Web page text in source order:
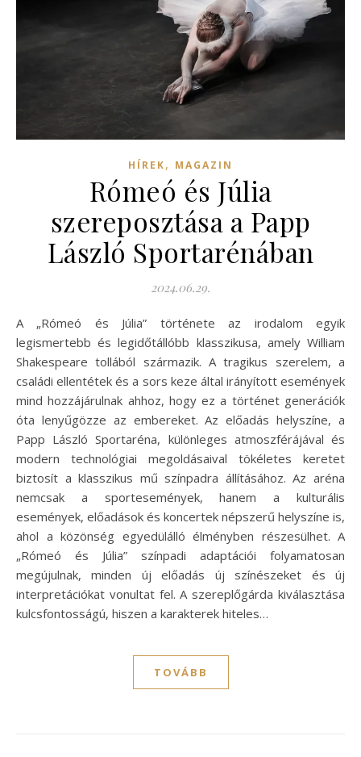
HÍREK, MAGAZIN
Rómeó és Júlia
szereposztása a Papp
László Sportarénában
2024.06.29.
A „Rómeó és Júlia” története az irodalom egyik
legismertebb és legidőtállóbb klasszikusa, amely William
Shakespeare tollából származik. A tragikus szerelem, a
családi ellentétek és a sors keze által irányított események
mind hozzájárulnak ahhoz, hogy ez a történet generációk
óta lenyűgözze az embereket. Az előadás helyszíne, a
Papp László Sportaréna, különleges atmoszférájával és
modern technológiai megoldásaival tökéletes keretet
biztosít a klasszikus mű színpadra állításához. Az aréna
nemcsak a sportesemények, hanem a kulturális
események, előadások és koncertek népszerű helyszíne is,
ahol a közönség egyedülálló élményben részesülhet. A
„Rómeó és Júlia” színpadi adaptációi folyamatosan
megújulnak, minden új előadás új színészeket és új
interpretációkat vonultat fel. A szereplőgárda kiválasztása
kulcsfontosságú, hiszen a karakterek hiteles…
TOVÁBB